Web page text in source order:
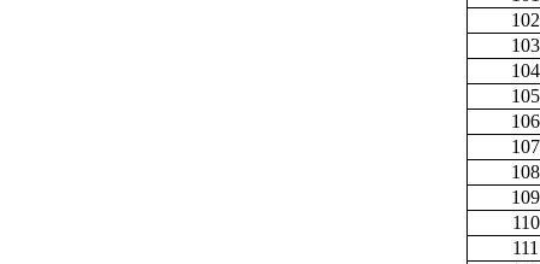
102
103
104
105
106
107
108
109
110
111